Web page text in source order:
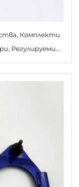
Комплекти
Регулируеми